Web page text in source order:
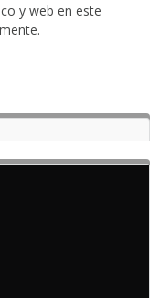
y web en este